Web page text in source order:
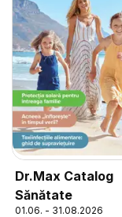
Dr.Max Catalog
Sănătate
01.06. - 31.08.2026